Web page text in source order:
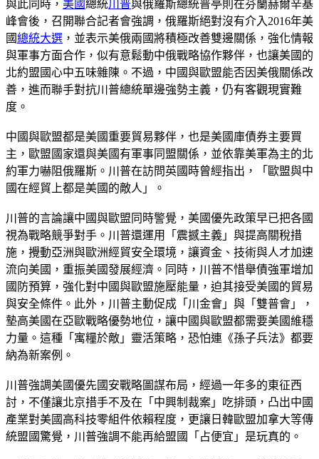
與此同時， 美國總統川普與俄羅斯總統普亭則在芬蘭赫爾辛基
峰會後，召開聯合記者會強調，俄羅斯絕對沒有介入2016年美
國總統大選 ，並表示美俄兩國將積極改善雙邊關係，強化情報
與軍事方面合作，似有意鬆動中俄戰略協作夥伴，也讓美國的
北約盟國心中五味雜陳。不過，中國與歐盟能否因美俄關係改
善，進而聯手對抗川普總統單邊強勢主義，仍有客觀現實難
度。
中國與歐盟都是美國重要貿易夥伴，也是美國庫債券主要買
主，歐盟國家還與美國有軍事同盟關係，並依靠美軍為主的北
約軍力嚇阻俄羅斯。川普在訪問英國時曾經指出，「歐盟與中
國在經貿上都是美國的敵人」。
川普的言論讓中國與歐盟同時警覺，美國優先政策早已把各國
視為戰略競爭對手。川普還運用「震撼主義」與提高關稅措
施，攪動亞洲與歐洲經貿安全環境，讓資金、技術與人才加速
流向美國，重振美國發展經濟。同時，川普不惜舉債強軍增加
國防預算，強化對中國與歐盟施壓能量，迫其接受美國的貿易
與安全條件。此外，川普主動促成「川金會」與「雙普會」，
墊高美國在亞歐戰略優勢地位，讓中國與歐盟都需要美國維穩
力量。這種「寓糧於敵」靈活策略，恐怕連《孫子兵法》都要
納為新案例。
川普強調美國優先國安戰略圖謀布局，經過一年多的東征西
討，不僅讓北京措手不及在「中興制裁案」吃排頭，凸出中國
產業對美國高科技零組件依賴程度，更讓日韓歐盟加拿大等傳
統盟國驚覺，川普強調不能再給盟國「占便宜」是玩真的。